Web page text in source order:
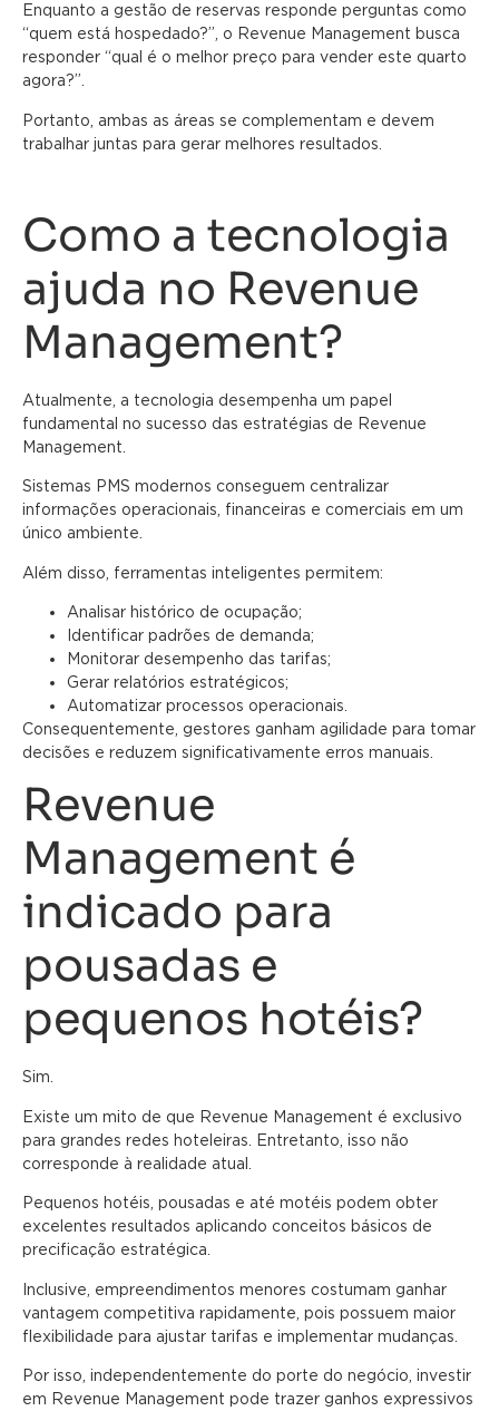
Enquanto a gestão de reservas responde perguntas como
“quem está hospedado?”, o Revenue Management busca
responder “qual é o melhor preço para vender este quarto
agora?”.
Portanto, ambas as áreas se complementam e devem
trabalhar juntas para gerar melhores resultados.
Como a tecnologia
ajuda no Revenue
Management?
Atualmente, a tecnologia desempenha um papel
fundamental no sucesso das estratégias de Revenue
Management.
Sistemas PMS modernos conseguem centralizar
informações operacionais, financeiras e comerciais em um
único ambiente.
Além disso, ferramentas inteligentes permitem:
Analisar histórico de ocupação;
Identificar padrões de demanda;
Monitorar desempenho das tarifas;
Gerar relatórios estratégicos;
Automatizar processos operacionais.
Consequentemente, gestores ganham agilidade para tomar
decisões e reduzem significativamente erros manuais.
Revenue
Management é
indicado para
pousadas e
pequenos hotéis?
Sim.
Existe um mito de que Revenue Management é exclusivo
para grandes redes hoteleiras. Entretanto, isso não
corresponde à realidade atual.
Pequenos hotéis, pousadas e até motéis podem obter
excelentes resultados aplicando conceitos básicos de
precificação estratégica.
Inclusive, empreendimentos menores costumam ganhar
vantagem competitiva rapidamente, pois possuem maior
flexibilidade para ajustar tarifas e implementar mudanças.
Por isso, independentemente do porte do negócio, investir
em Revenue Management pode trazer ganhos expressivos